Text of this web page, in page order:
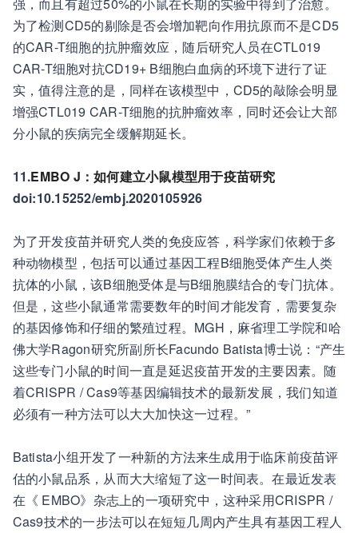
为了检测CD5的剔除是否会增加靶向作用抗原而不是CD5
的CAR-T细胞的抗肿瘤效应，随后研究人员在CTL019
CAR-T细胞对抗CD19+ B细胞白血病的环境下进行了证
实，值得注意的是，同样在该模型中，CD5的敲除会明显
增强CTL019 CAR-T细胞的抗肿瘤效率，同时还会让大部
分小鼠的疾病完全缓解期延长。
11.EMBO J：如何建立小鼠模型用于疫苗研究
doi:10.15252/embj.2020105926
为了开发疫苗并研究人类的免疫应答，科学家们依赖于多
种动物模型，包括可以通过基因工程B细胞受体产生人类
抗体的小鼠，该B细胞受体是与B细胞膜结合的专门抗体。
但是，这些小鼠通常需要数年的时间才能发育，需要复杂
的基因修饰和仔细的繁殖过程。MGH，麻省理工学院和哈
佛大学Ragon研究所副所长Facundo Batista博士说：“产生
这些专门小鼠的时间一直是延迟疫苗开发的主要因素。随
着CRISPR / Cas9等基因编辑技术的最新发展，我们知道
必须有一种方法可以大大加快这一过程。”
Batista小组开发了一种新的方法来生成用于临床前疫苗评
估的小鼠品系，从而大大缩短了这一时间表。在最近发表
在《 EMBO》杂志上的一项研究中，这种采用CRISPR /
Cas9技术的一步法可以在短短几周内产生具有基因工程人